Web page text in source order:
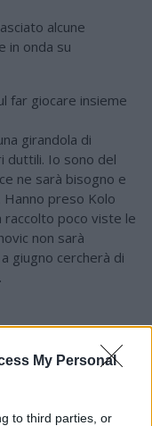
My Personal
to third parties, or
alcune
in onda su
far giocare insieme
girandola di
duttili. Io sono del
ne sarà bisogno e
Hanno preso Kolo
raccolto poco viste le
non sarà
giugno cercherà di
di essere
sua parte, ma
le critiche sai
Juve".